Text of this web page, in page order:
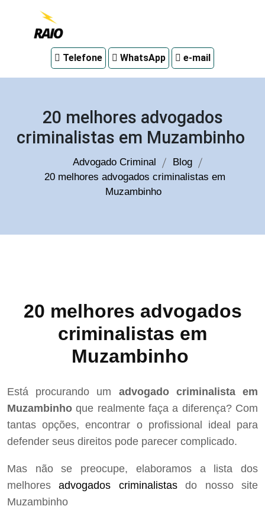
em
Telefone WhatsApp e-mail
20 melhores advogados
criminalistas em Muzambinho
Advogado Criminal
Blog
20 melhores advogados criminalistas em
Muzambinho
20 melhores advogados
criminalistas em
Muzambinho
Está procurando um advogado criminalista em
Muzambinho que realmente faça a diferença? Com
tantas opções, encontrar o profissional ideal para
defender seus direitos pode parecer complicado.
Mas não se preocupe, elaboramos a lista dos
melhoresadvogados criminalistasdo nosso site
Muzambinho